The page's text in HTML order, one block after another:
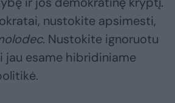
nustokite apsimesti,
. Nustokite ignoruotu
jau esame hibridiniame